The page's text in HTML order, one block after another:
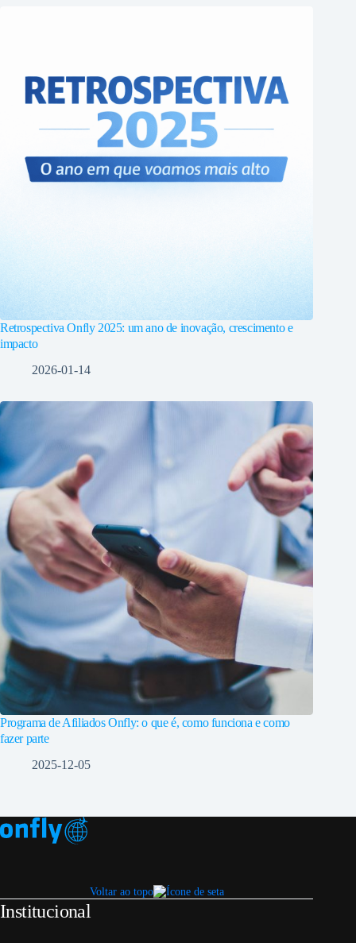
Retrospectiva Onfly 2025: um ano de inovação, crescimento e
impacto
2026-01-14
Programa de Afiliados Onfly: o que é, como funciona e como
fazer parte
2025-12-05
Voltar ao topo
Institucional